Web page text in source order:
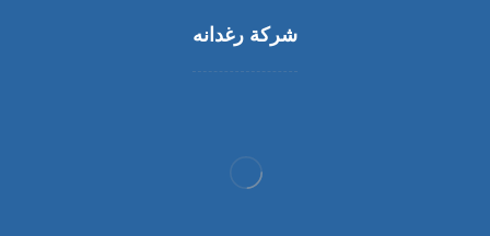
شركة رغدانه